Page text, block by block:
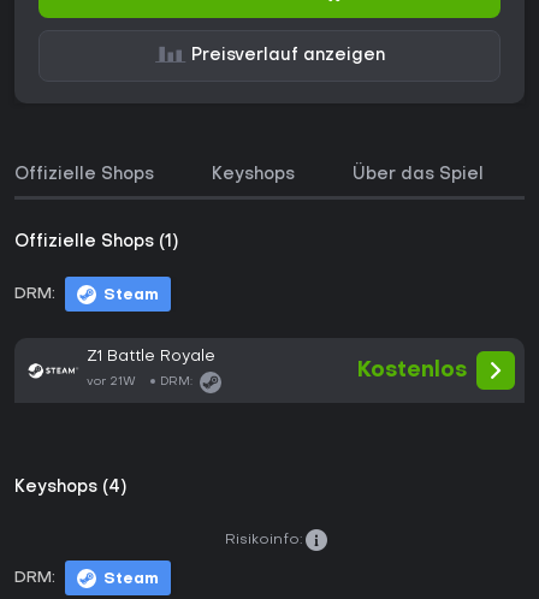
Preisverlauf anzeigen
Offizielle Shops Keyshops Über das Spiel
Offizielle Shops (1)
DRM: Steam
Z1 Battle Royale
vor 21W DRM:
Kostenlos
Keyshops (4)
DRM: Steam
Risikoinfo: